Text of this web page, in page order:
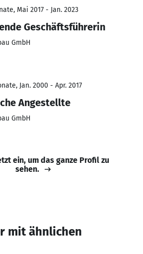
Mai 2017 - Jan. 2023
Geschäftsführerin
GmbH
Jan. 2000 - Apr. 2017
Angestellte
GmbH
ein, um das ganze Profil zu
sehen.
mit ähnlichen